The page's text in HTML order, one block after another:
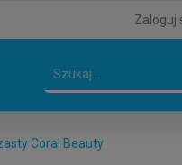
Zaloguj
Coral Beauty